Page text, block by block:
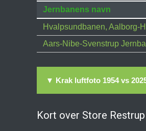
Jernbanens navn
Hvalpsundbanen, Aalborg-
Aars-Nibe-Svenstrup
▼ Krak luftfoto 1954 vs
Kort over Store